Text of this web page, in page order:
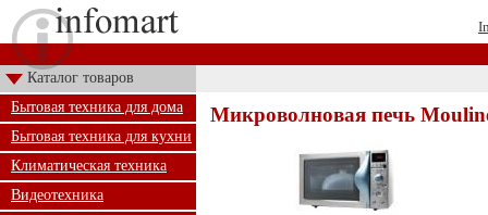
Каталог товаров
Бытовая техника для дома
Бытовая техника для кухни
Климатическая техника
Видеотехника
Микроволновая печь